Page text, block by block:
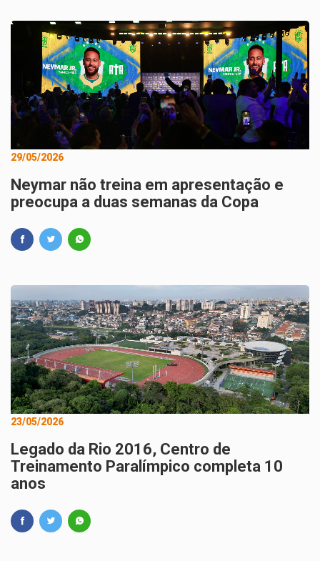
29/05/2026
Neymar não treina em apresentação e
preocupa a duas semanas da Copa
23/05/2026
Legado da Rio 2016, Centro de
Treinamento Paralímpico completa 10
anos